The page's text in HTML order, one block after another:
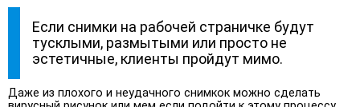
Если снимки на рабочей страничке будут
тусклыми, размытыми или просто не
эстетичные, клиенты пройдут мимо.
Даже из плохого и неудачного снимкок можно сделать